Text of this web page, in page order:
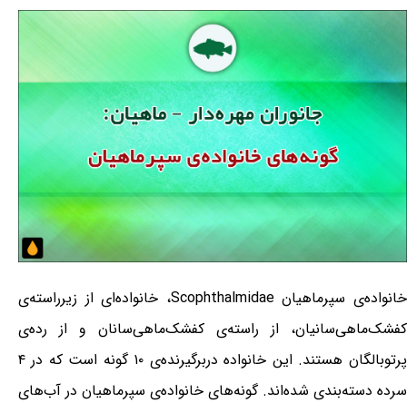
خانواده‌ی سپرماهیان Scophthalmidae، خانواده‌ای از زیرراسته‌ی
کفشک‌ماهی‌سانیان، از راسته‌ی کفشک‌ماهی‌سانان و از رده‌ی
پرتوبالگان هستند. این خانواده دربرگیرنده‌ی ۱۰ گونه است که در ۴
سرده دسته‌بندی شده‌اند. گونه‌های خانواده‌ی سپرماهیان در آب‌های